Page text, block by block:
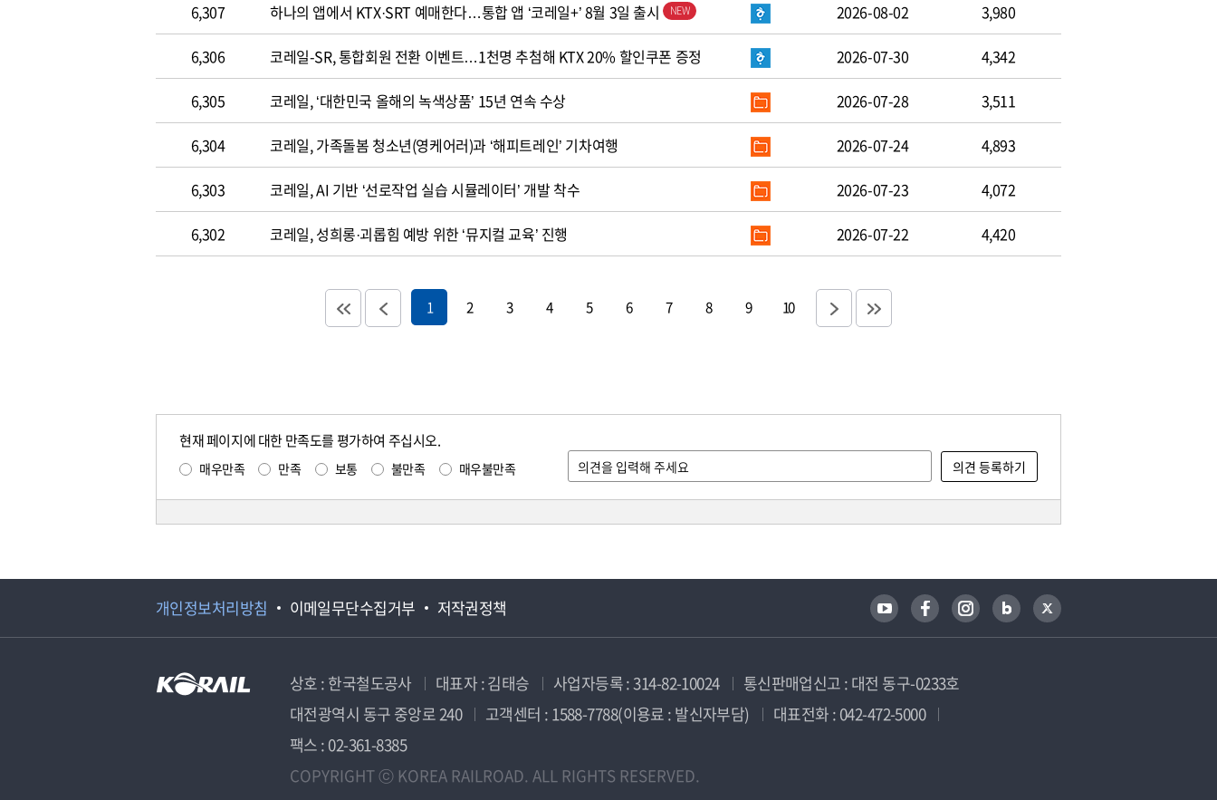
6,307 하나의 앱에서 KTX·SRT 예매한다…통합 앱 ‘코레일+’ 8월 3일 출시 2026-08-02 3,980
6,306 코레일-SR, 통합회원 전환 이벤트…1천명 추첨해 KTX 20% 할인쿠폰 증정 2026-07-30 4,342
6,305 코레일, ‘대한민국 올해의 녹색상품’ 15년 연속 수상 2026-07-28 3,511
6,304 코레일, 가족돌봄 청소년(영케어러)과 ‘해피트레인’ 기차여행 2026-07-24 4,893
6,303 코레일, AI 기반 ‘선로작업 실습 시뮬레이터’ 개발 착수 2026-07-23 4,072
6,302 코레일, 성희롱·괴롭힘 예방 위한 ‘뮤지컬 교육’ 진행 2026-07-22 4,420
1 2 3 4 5 6 7 8 9 10
현재 페이지에 대한 만족도를 평가하여 주십시오.
매우만족 만족 보통 불만족 매우불만족
개인정보처리방침 이메일무단수집거부 저작권정책
상호 : 한국철도공사 대표자 : 김태승 사업자등록 : 314-82-10024
통신판매업신고 : 대전 동구-0233호
대전광역시 동구 중앙로 240
고객센터 : 1588-7788(이용료 : 발신자부담)
대표전화 : 042-472-5000
팩스 : 02-361-8385
COPYRIGHT ⓒ KOREA RAILROAD. ALL RIGHTS RESERVED.